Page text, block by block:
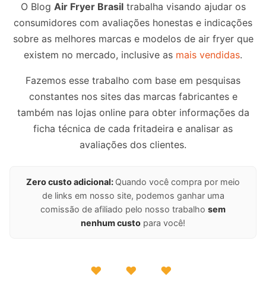
O Blog Air Fryer Brasiltrabalha visando ajudar os
consumidores com avaliações honestas e indicações
sobre as melhores marcas e modelos de air fryer que
existem no mercado, inclusive as mais vendidas.
Fazemos esse trabalho com base em pesquisas
constantes nos sites das marcas fabricantes e
também nas lojas online para obter informações da
ficha técnica de cada fritadeira e analisar as
avaliações dos clientes.
Zero custo adicional: Quando você compra por meio
de links em nosso site, podemos ganhar uma
comissão de afiliado pelo nosso trabalho sem
nenhum custo para você!
♥ ♥ ♥